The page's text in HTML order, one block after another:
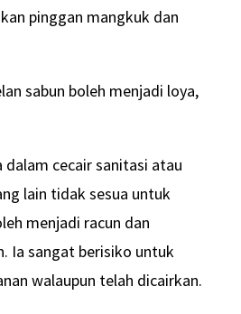
pinggan mangkuk dan
sabun boleh menjadi loya,
dalam cecair sanitasi atau
lain tidak sesua untuk
menjadi racun dan
Ia sangat berisiko untuk
walaupun telah dicairkan.